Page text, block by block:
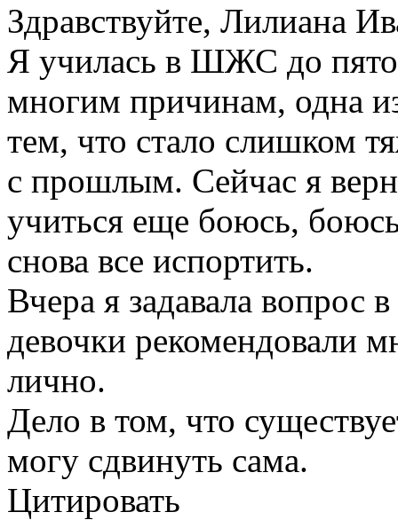
Здравствуйте, Лилиана
Я училась в ШЖС до
многим причинам, одна
тем, что стало слишком
с прошлым. Сейчас я
учиться еще боюсь,
снова все испортить.
Вчера я задавала вопрос
девочки рекомендовали
лично.
Дело в том, что
могу сдвинуть сама.
Цитировать